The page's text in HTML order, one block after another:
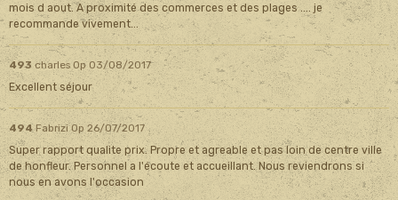
mois d aout. A proximité des commerces et des plages .... je
recommande vivement...
493 charles Op 03/08/2017
Excellent séjour
494 Fabrizi Op 26/07/2017
Super rapport qualite prix. Propre et agreable et pas loin de centre ville
de honfleur. Personnel a l'écoute et accueillant. Nous reviendrons si
nous en avons l'occasion